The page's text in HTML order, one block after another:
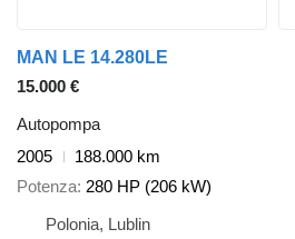
MAN LE 14.280LE
15.000 €
Autopompa
2005
188.000 km
Potenza 280 HP (206 kW)
Polonia, Lublin